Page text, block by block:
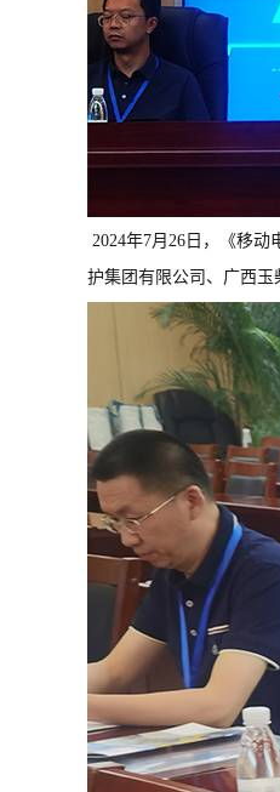
2024年7月26日，《移
护集团有限公司、广西玉